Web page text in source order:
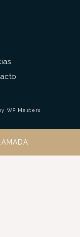
WP Masters